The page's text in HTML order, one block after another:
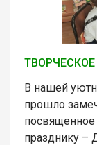
В нашей
прошло
празднику –